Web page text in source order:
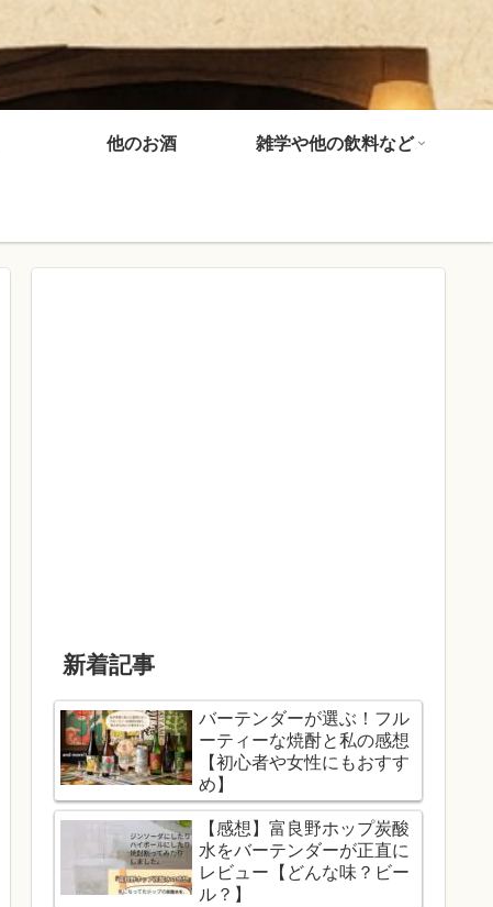
他のお酒 雑学や他の飲料など
新着記事
バーテンダーが選ぶ！フル
ーティーな焼酎と私の感想
【初心者や女性にもおすす
め】
【感想】富良野ホップ炭酸
水をバーテンダーが正直に
レビュー【どんな味？ビー
ル？】